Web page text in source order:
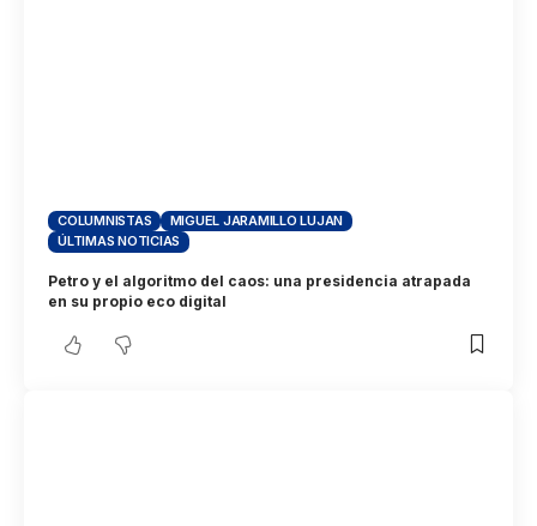
COLUMNISTAS
MIGUEL JARAMILLO LUJAN
ÚLTIMAS NOTICIAS
Petro y el algoritmo del caos: una presidencia atrapada
en su propio eco digital